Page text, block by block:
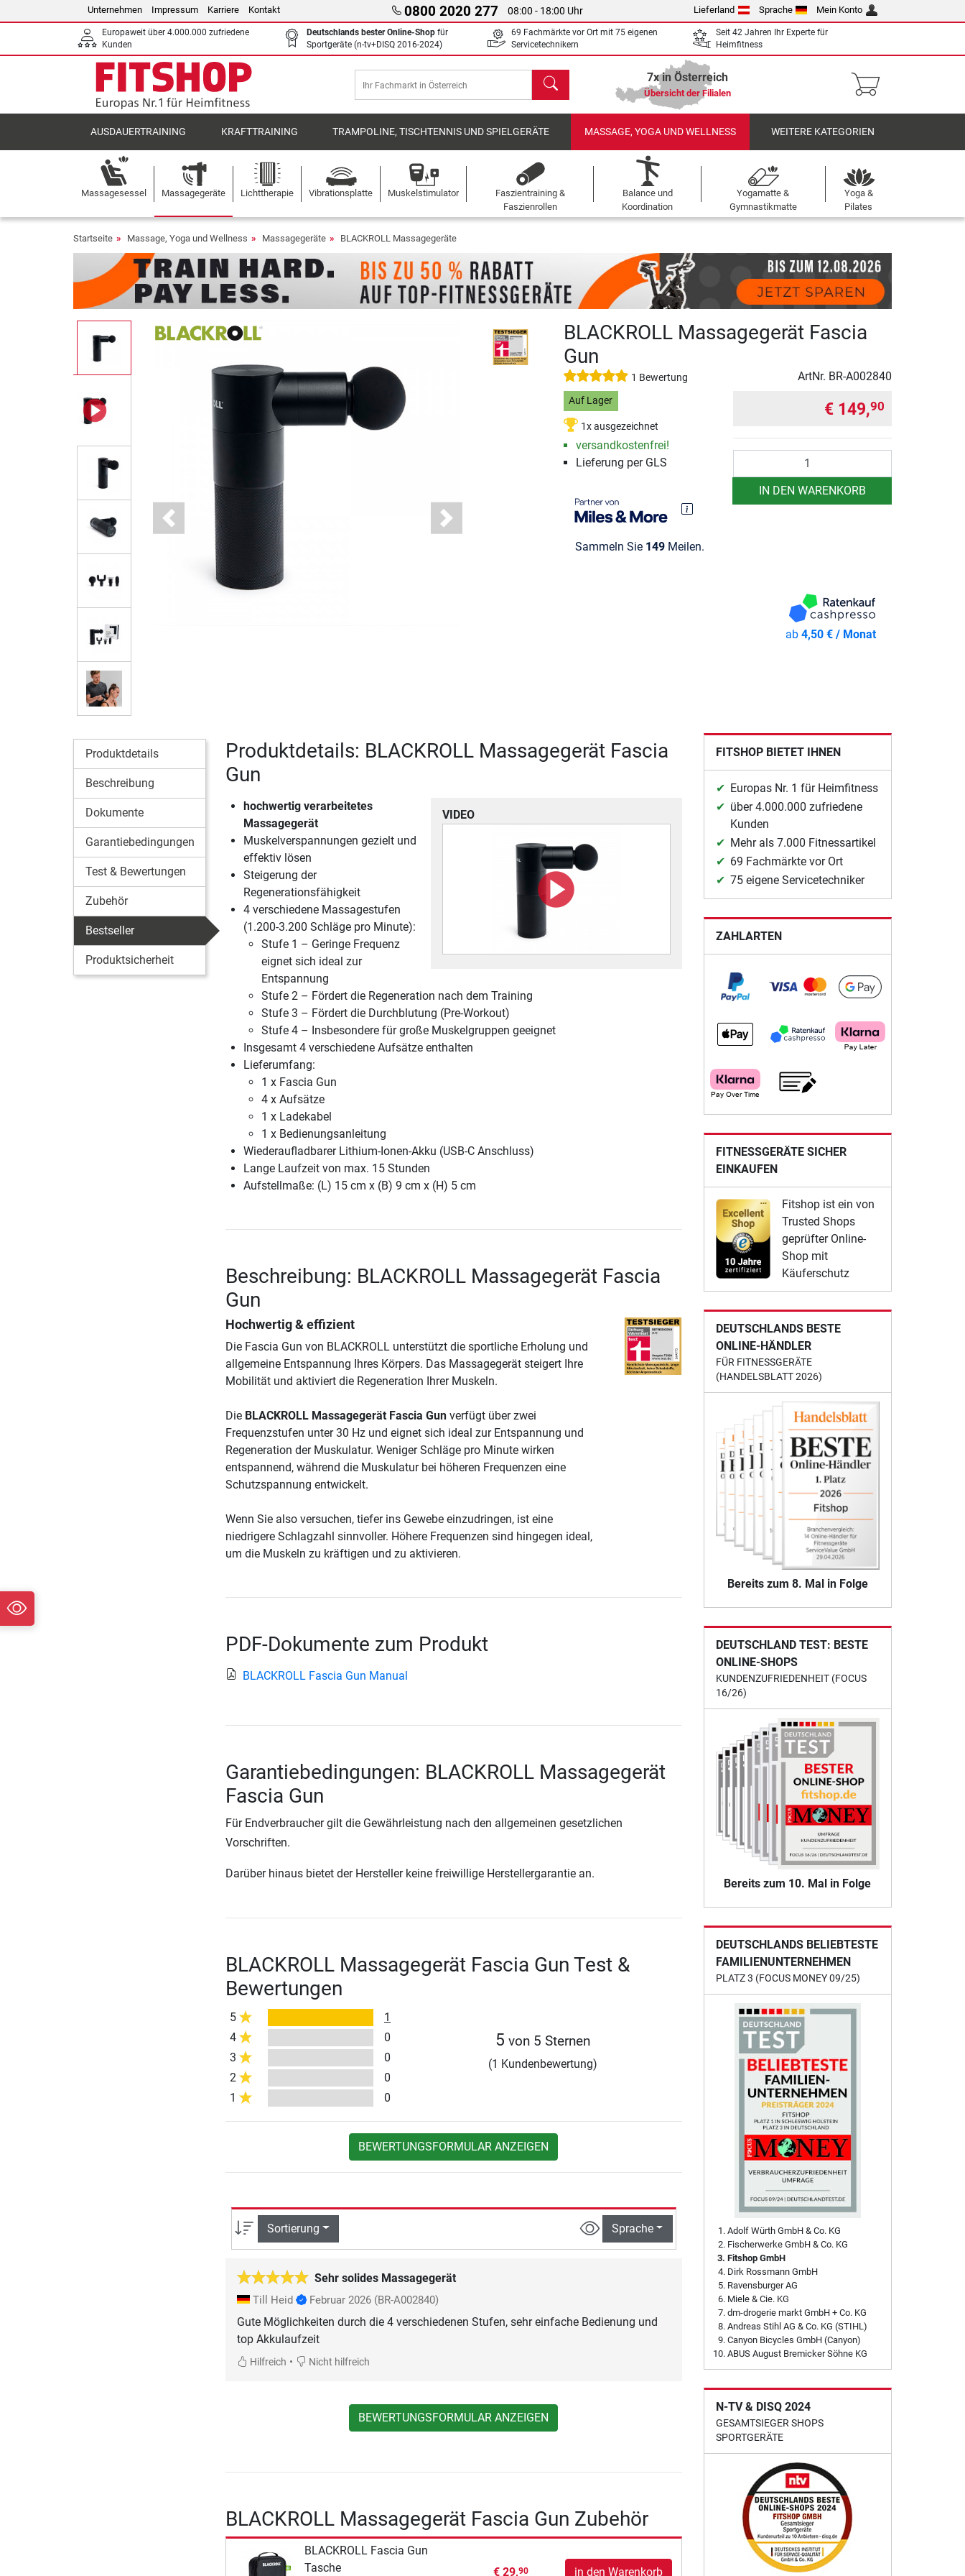
Unternehmen Impressum Karriere Kontakt 0800 2020 277 08:00 - 18:00 Uhr Lieferland Sprache Mein Konto
Europaweit über 4.000.000 zufriedene
Kunden
Deutschlands bester Online-Shop für
Sportgeräte (n-tv+DISQ 2016-2024)
69 Fachmärkte vor Ort mit 75 eigenen
Servicetechnikern
Seit 42 Jahren Ihr Experte für
Heimfitness
Suchen 7x in Österreich
Übersicht der Filialen
AUSDAUERTRAINING KRAFTTRAINING TRAMPOLINE, TISCHTENNIS UND SPIELGERÄTE MASSAGE, YOGA UND WELLNESS WEITERE KATEGORIEN
Massagesessel Massagegeräte Lichttherapie Vibrationsplatte Muskelstimulator
Faszientraining &
Faszienrollen
Balance und
Koordination
Yogamatte &
Gymnastikmatte
Yoga &
Pilates
Startseite Massage, Yoga und Wellness Massagegeräte BLACKROLL Massagegeräte
Previous Next
BLACKROLL Massagegerät Fascia
Gun
1 Bewertung ArtNr. BR-A002840
Auf Lager
1x ausgezeichnet
versandkostenfrei!
Lieferung per GLS
Sammeln Sie 149Meilen.
€ 149,90
IN DEN WARENKORB
ab4,50 € / Monat
Produktdetails
Beschreibung
Dokumente
Garantiebedingungen
Test & Bewertungen
Zubehör
Bestseller
Produktsicherheit
Produktdetails: BLACKROLL Massagegerät Fascia
Gun
VIDEO
hochwertig verarbeitetes
Massagegerät
Muskelverspannungen gezielt und
effektiv lösen
Steigerung der
Regenerationsfähigkeit
4 verschiedene Massagestufen
(1.200-3.200 Schläge pro Minute):
Stufe 1 – Geringe Frequenz
eignet sich ideal zur
Entspannung
Stufe 2 – Fördert die Regeneration nach dem Training
Stufe 3 – Fördert die Durchblutung (Pre-Workout)
Stufe 4 – Insbesondere für große Muskelgruppen geeignet
Insgesamt 4 verschiedene Aufsätze enthalten
Lieferumfang:
1 x Fascia Gun
4 x Aufsätze
1 x Ladekabel
1 x Bedienungsanleitung
Wiederaufladbarer Lithium-Ionen-Akku (USB-C Anschluss)
Lange Laufzeit von max. 15 Stunden
Aufstellmaße: (L) 15 cm x (B) 9 cm x (H) 5 cm
Beschreibung: BLACKROLL Massagegerät Fascia
Gun
Hochwertig & effizient
Die Fascia Gun von BLACKROLL unterstützt die sportliche Erholung und
allgemeine Entspannung Ihres Körpers. Das Massagegerät steigert Ihre
Mobilität und aktiviert die Regeneration Ihrer Muskeln.
Die BLACKROLL Massagegerät Fascia Gunverfügt über zwei
Frequenzstufen unter 30 Hz und eignet sich ideal zur Entspannung und
Regeneration der Muskulatur. Weniger Schläge pro Minute wirken
entspannend, während die Muskulatur bei höheren Frequenzen eine
Schutzspannung entwickelt.
Wenn Sie also versuchen, tiefer ins Gewebe einzudringen, ist eine
niedrigere Schlagzahl sinnvoller. Höhere Frequenzen sind hingegen ideal,
um die Muskeln zu kräftigen und zu aktivieren.
PDF-Dokumente zum Produkt
BLACKROLL Fascia Gun Manual
Garantiebedingungen: BLACKROLL Massagegerät
Fascia Gun
Für Endverbraucher gilt die Gewährleistung nach den allgemeinen gesetzlichen
Vorschriften.
Darüber hinaus bietet der Hersteller keine freiwillige Herstellergarantie an.
BLACKROLL Massagegerät Fascia Gun Test &
Bewertungen
5
1
4
0
3
0
2
0
1
0
5 von 5 Sternen
(1 Kundenbewertung)
BEWERTUNGSFORMULAR ANZEIGEN
Sortierung Sprache
Sehr solides Massagegerät
Till Heid Februar 2026 (BR-A002840)
Gute Möglichkeiten durch die 4 verschiedenen Stufen, sehr einfache Bedienung und
top Akkulaufzeit
Hilfreich • Nicht hilfreich
BEWERTUNGSFORMULAR ANZEIGEN
BLACKROLL Massagegerät Fascia Gun Zubehör
BLACKROLL Fascia Gun
Tasche
€ 29,90 in den Warenkorb
FITSHOP BIETET IHNEN
Europas Nr. 1 für Heimfitness
über 4.000.000 zufriedene
Kunden
Mehr als 7.000 Fitnessartikel
69 Fachmärkte vor Ort
75 eigene Servicetechniker
ZAHLARTEN
FITNESSGERÄTE SICHER
EINKAUFEN
Fitshop ist ein von
Trusted Shops
geprüfter Online-
Shop mit
Käuferschutz
DEUTSCHLANDS BESTE
ONLINE-HÄNDLER
FÜR FITNESSGERÄTE
(HANDELSBLATT 2026)
Bereits zum 8. Mal in Folge
DEUTSCHLAND TEST: BESTE
ONLINE-SHOPS
KUNDENZUFRIEDENHEIT (FOCUS
16/26)
Bereits zum 10. Mal in Folge
DEUTSCHLANDS BELIEBTESTE
FAMILIENUNTERNEHMEN
PLATZ 3 (FOCUS MONEY 09/25)
Adolf Würth GmbH & Co. KG
Fischerwerke GmbH & Co. KG
Fitshop GmbH
Dirk Rossmann GmbH
Ravensburger AG
Miele & Cie. KG
dm-drogerie markt GmbH + Co. KG
Andreas Stihl AG & Co. KG (STIHL)
Canyon Bicycles GmbH (Canyon)
ABUS August Bremicker Söhne KG
N-TV & DISQ 2024
GESAMTSIEGER SHOPS
SPORTGERÄTE